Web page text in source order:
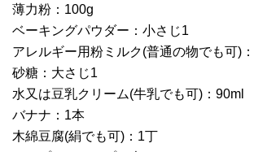
薄力粉：100g
ベーキングパウダー：小さじ1
アレルギー用粉ミルク(普通の物でも可)
砂糖：大さじ1
水又は豆乳クリーム(牛乳でも可)：90ml
バナナ：1本
木綿豆腐(絹でも可)：1丁